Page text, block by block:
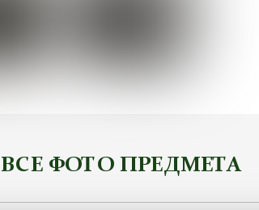
ВСЕ ФОТО ПРЕДМЕТА